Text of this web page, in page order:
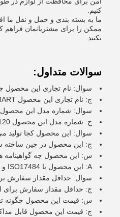
کنیم.
ما به بسته بندی و حمل و نقل ما
ممکن را برای مشتریانمان فراهم
نکنید.
سوالات متداول:
سوال: نام تجاری این محصول
ج: نام تجاری این محصول TUBOMART یا OEM است.
سوال: شماره مدل این
ج: شماره مدل این محصول 120 است.
سوال: این محصول کجا تولید
ج: این محصول در چین ساخته
س: این محصول چه گواهینامه
A: این محصول با ISO17484 و AS4176 گواهی شده است.8.
سوال: حداقل مقدار سفارش
ج: حداقل مقدار سفارش برای این
س: قیمت این محصول چگونه
ج: قیمت این محصول قابل